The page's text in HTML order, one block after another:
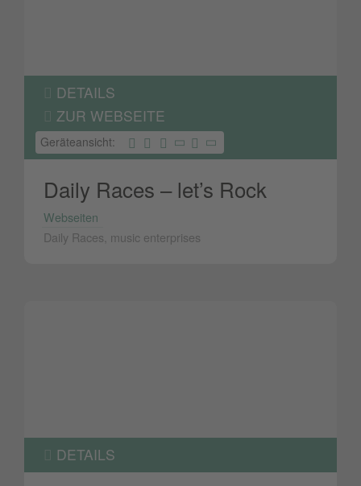
DETAILS
ZUR WEBSEITE
Geräteansicht:
Daily Races – let’s Rock
Webseiten
Daily Races, music enterprises
DETAILS